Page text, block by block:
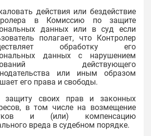
действия или бездействие
в Комиссию по защите
данных или в суд если
полагает, что Контролер
обработку его
данных с нарушением
действующего
или иным образом
его права и свободы.
своих прав и законных
в том числе на возмещение
и (или) компенсацию
вреда в судебном порядке.